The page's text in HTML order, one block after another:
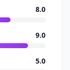
8.0
9.0
5.0